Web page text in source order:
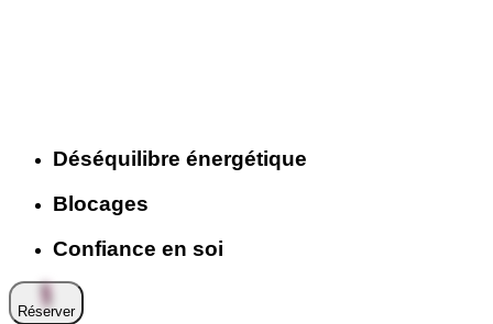
Déséquilibre énergétique
Blocages
Confiance en soi
Réserver